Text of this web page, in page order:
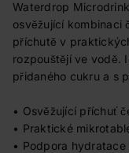
Waterdrop
osvěžující kombinaci
příchutě v
rozpouštějí ve vodě.
přidaného cukru a s
• Osvěžující příchuť
• Praktické
• Podpora